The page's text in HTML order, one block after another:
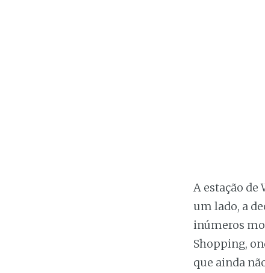
A estação de
um lado, a
inúmeros
Shopping,
que ainda